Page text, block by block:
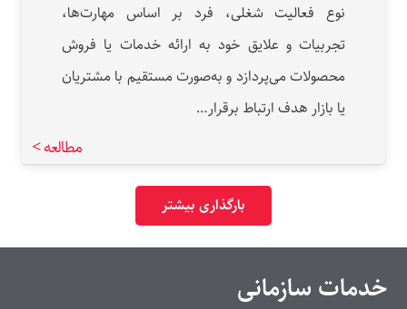
نوع فعالیت شغلی، فرد بر اساس مهارت‌ها،
تجربیات و علایق خود به ارائه خدمات یا فروش
محصولات می‌پردازد و به‌صورت مستقیم با مشتریان
یا بازار هدف ارتباط برقرار…
مطالعه >
بارگذاری بیشتر
خدمات سازمانی